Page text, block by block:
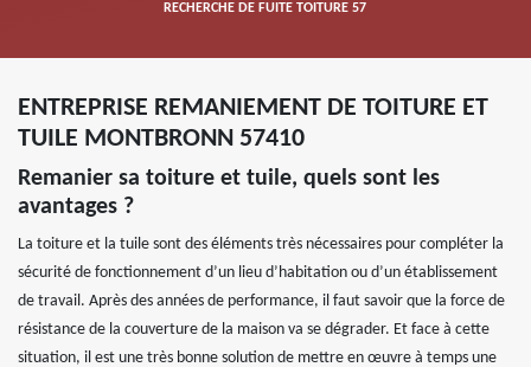
RECHERCHE DE FUITE TOITURE 57
ENTREPRISE REMANIEMENT DE TOITURE ET
TUILE MONTBRONN 57410
Remanier sa toiture et tuile, quels sont les
avantages ?
La toiture et la tuile sont des éléments très nécessaires pour compléter la
sécurité de fonctionnement d’un lieu d’habitation ou d’un établissement
de travail. Après des années de performance, il faut savoir que la force de
résistance de la couverture de la maison va se dégrader. Et face à cette
situation, il est une très bonne solution de mettre en œuvre à temps une